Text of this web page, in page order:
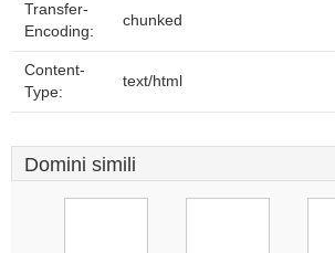
Transfer-
Encoding:
chunked
Content-
Type:
text/html
Domini simili